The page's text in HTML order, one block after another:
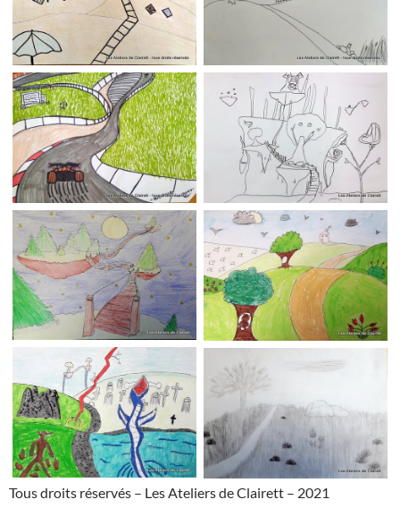
Tous droits réservés – Les Ateliers de Clairett – 2021